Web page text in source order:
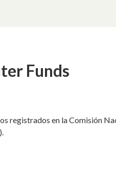
Funds
registrados en la Comisión